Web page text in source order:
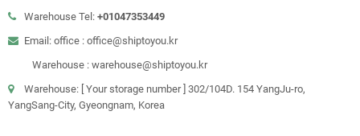
Warehouse Tel: +01047353449
Email: office : office@shiptoyou.kr
Warehouse : warehouse@shiptoyou.kr
Warehouse: [ Your storage number ] 302/104D. 154 YangJu-ro,
YangSang-City, Gyeongnam, Korea